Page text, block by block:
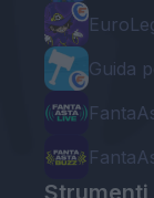
Guida